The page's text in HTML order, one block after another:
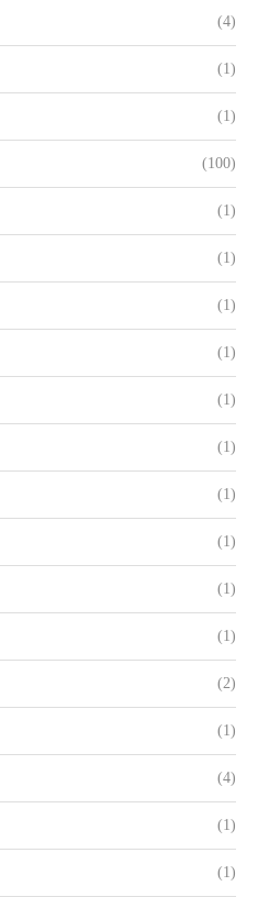
(4)
(1)
(1)
(100)
(1)
(1)
(1)
(1)
(1)
(1)
(1)
(1)
(1)
(1)
(2)
(1)
(4)
(1)
(1)